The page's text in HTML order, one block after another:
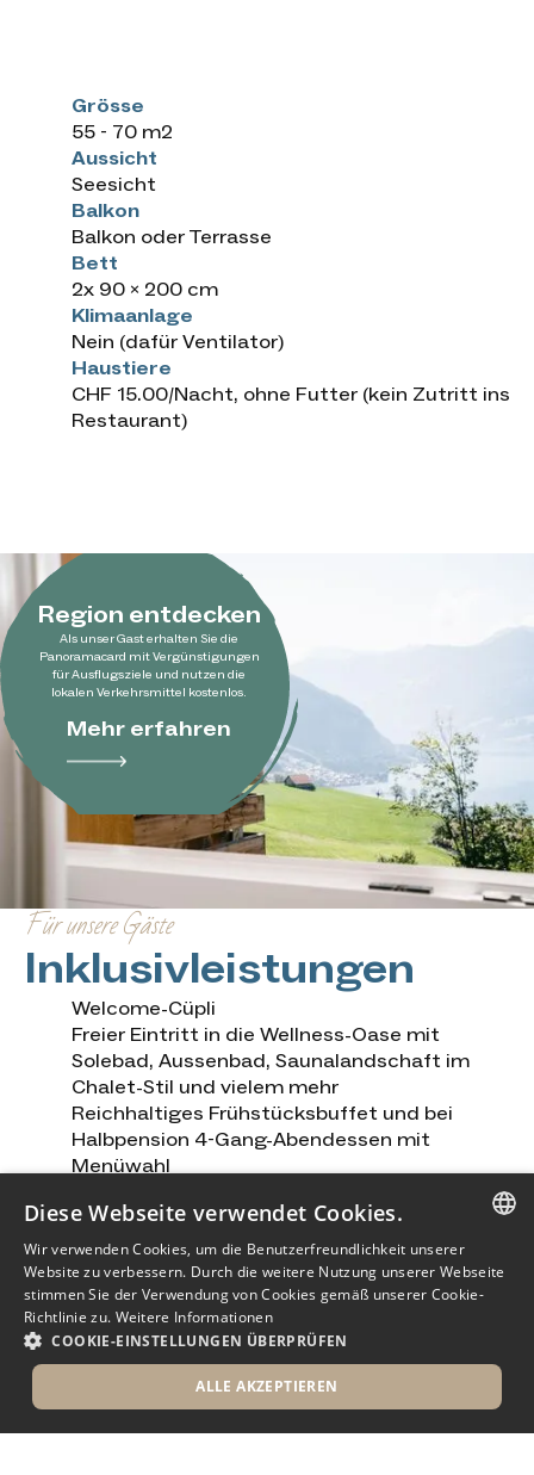
Grösse
55 - 70 m2
Aussicht
Seesicht
Balkon
Balkon oder Terrasse
Bett
2x 90 x 200 cm
Klimaanlage
Nein (dafür Ventilator)
Haustiere
CHF 15.00/Nacht, ohne Futter (kein Zutritt ins
Restaurant)
Für unsere Gäste
Inklusivleistungen
Welcome-Cüpli
Freier Eintritt in die Wellness-Oase mit
Solebad, Aussenbad, Saunalandschaft im
Chalet-Stil und vielem mehr
Reichhaltiges Frühstücksbuffet und bei
Halbpension 4-Gang-Abendessen mit
Menüwahl
Frotteewäsche, Badeschuhe, kuscheliger
Bademantel
Tägliche Empfehlungen unseres Teams rund
um die Region Thunersee und das Berner
Oberland
Region entdecken
Als unser Gast erhalten Sie die
Panoramacard mit Vergünstigungen
für Ausflugsziele und nutzen die
lokalen Verkehrsmittel kostenlos.
Mehr erfahren
GERMAN
Diese Webseite verwendet Cookies.
Wir verwenden Cookies, um die Benutzerfreundlichkeit unserer
Website zu verbessern. Durch die weitere Nutzung unserer Webseite
stimmen Sie der Verwendung von Cookies gemäß unserer Cookie-
Richtlinie zu. Weitere Informationen
COOKIE-EINSTELLUNGEN ÜBERPRÜFEN
ALLE AKZEPTIEREN